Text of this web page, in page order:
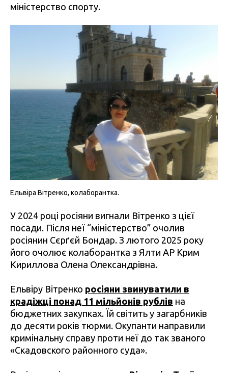
міністерство спорту.
Ельвіра Вітренко, колаборантка.
У 2024 році росіяни вигнали Вітренко з цієї
посади. Після неї “міністерство” очолив
росіянин Сєрґєй Бондар. З лютого 2025 року
його очолює колаборантка з Ялти АР Крим
Кириллова Олена Олександрівна.
Ельвіру Вітренко росіяни звинуватили в
крадіжці понад 11 мільйонів рублів на
бюджетних закупках. Їй світить у загарбників
до десяти років тюрми. Окупанти направили
кримінальну справу проти неї до так званого
«Скадовского районного суда».